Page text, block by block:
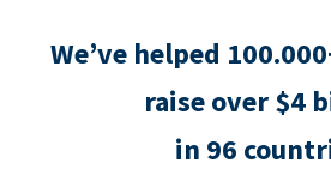
We’ve helped
raise over $4
in 96